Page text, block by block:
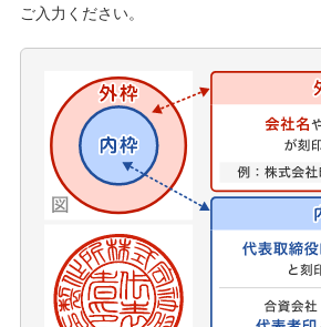
ご入力ください。